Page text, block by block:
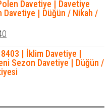
fiyat:
Davetiye | Davetiye
Davetiye | Düğün / Nikah /
andaki
fiyat:
₺ 1.022,40.
8403 | İklim Davetiye |
Sezon Davetiye | Düğün /